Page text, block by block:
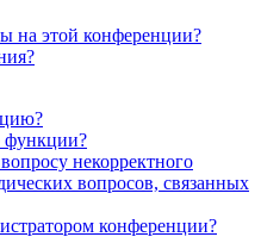
на этой конференции?
функции?
некорректного
вопросов, связанных
конференции?